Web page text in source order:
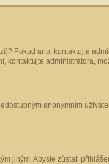
Pokud ano, kontaktujte
kontaktujte administrátora,
anonymním
jiným. Abyste zůstali